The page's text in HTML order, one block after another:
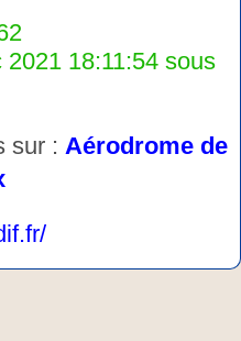
18:11:54 sous
sur : Aérodrome de